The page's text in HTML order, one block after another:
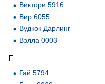
Виктори 5916
Вир 6055
Вудкок Дарлинг
Вэлла 0003
Г
Гай 5794